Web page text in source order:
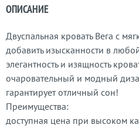
ОПИСАНИЕ
Двуспальная кровать Вега с
добавить изысканности в
элегантность и изящность
очаровательный и модный
гарантирует отличный сон!
Преимущества:
доступная цена при высоком